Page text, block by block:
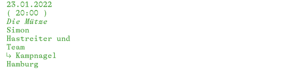
23.01.2022
20:00
Die Mütze
Simon
Hastreiter und
Team
Kampnagel
Hamburg